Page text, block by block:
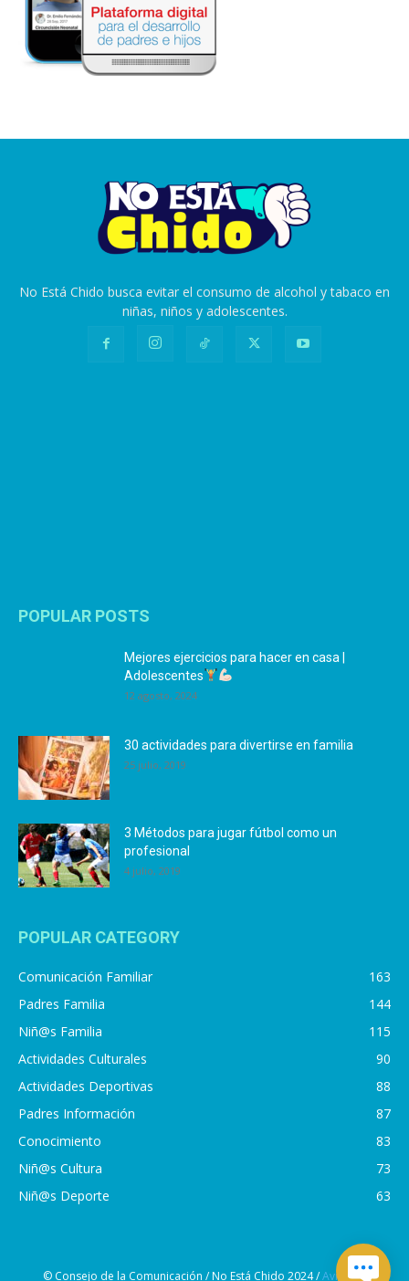
No Está Chido busca evitar el consumo de alcohol y tabaco en
niñas, niños y adolescentes.
POPULAR POSTS
Mejores ejercicios para hacer en casa |
Adolescentes
12 agosto, 2024
30 actividades para divertirse en familia
25 julio, 2019
3 Métodos para jugar fútbol como un
profesional
4 julio, 2019
POPULAR CATEGORY
Comunicación Familiar
163
Padres Familia
144
Niñ@s Familia
115
Actividades Culturales
90
Actividades Deportivas
88
Padres Información
87
Conocimiento
83
Niñ@s Cultura
73
Niñ@s Deporte
63
© Consejo de la Comunicación / No Está Chido 2024 /Aviso de